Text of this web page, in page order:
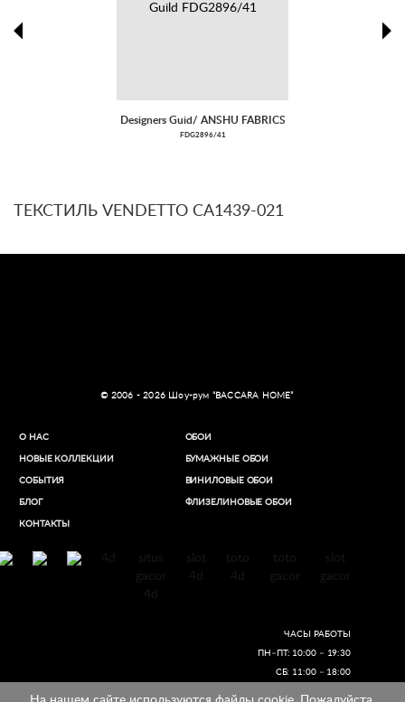
Designers Guid/ ANSHU FABRICS
FDG2896/41
ТЕКСТИЛЬ VENDETTO CA1439-021
© 2006 - 2026 Шоу-рум “BACCARA HOME”
О НАС
НОВЫЕ КОЛЛЕКЦИИ
СОБЫТИЯ
БЛОГ
КОНТАКТЫ
ОБОИ
БУМАЖНЫЕ ОБОИ
ВИНИЛОВЫЕ ОБОИ​
ФЛИЗЕЛИНОВЫЕ ОБОИ
ЧАСЫ РАБОТЫ
ПН–ПТ: 10:00 – 19:30
СБ: 11:00 – 18:00